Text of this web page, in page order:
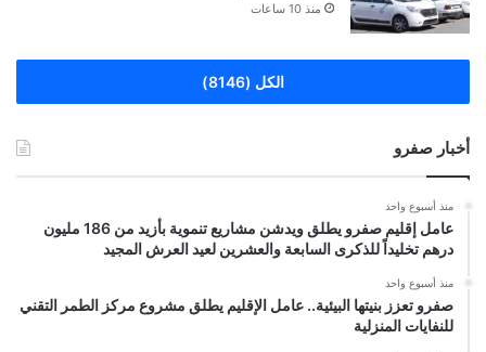
منذ 10 ساعات
الكل (8146)
أخبار صفرو
منذ أسبوع واحد
عامل إقليم صفرو يطلق ويدشن مشاريع تنموية بأزيد من 186 مليون
درهم تخليداً للذكرى السابعة والعشرين لعيد العرش المجيد
منذ أسبوع واحد
صفرو تعزز بنيتها البيئية.. عامل الإقليم يطلق مشروع مركز الطمر التقني
للنفايات المنزلية